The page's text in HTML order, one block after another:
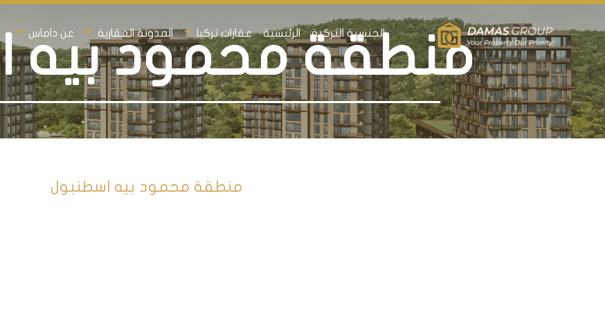
الجنسية التركية الرئيسية عقارات تركيا المدونة العقارية عن داماس
منطقة محمود بيه
منطقة محمود بيه اسطنبول